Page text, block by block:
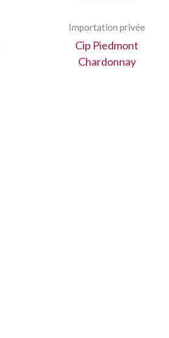
Importation privée
Cip Piedmont
Chardonnay